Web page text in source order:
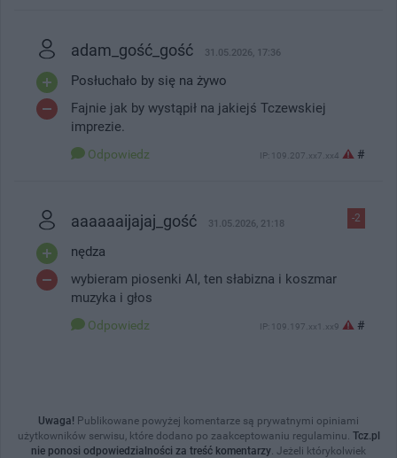
adam_gość_gość 31.05.2026, 17:36
Posłuchało by się na żywo
Fajnie jak by wystąpił na jakiejś Tczewskiej
imprezie.
Odpowiedz IP: 109.207.xx7.xx4 #
-2
aaaaaaijajaj_gość 31.05.2026, 21:18
nędza
wybieram piosenki AI, ten słabizna i koszmar
muzyka i głos
Odpowiedz IP: 109.197.xx1.xx9 #
Uwaga! Publikowane powyżej komentarze są prywatnymi opiniami
użytkowników serwisu, które dodano po zaakceptowaniu regulaminu. Tcz.pl
nie ponosi odpowiedzialności za treść komentarzy. Jeżeli którykolwiek